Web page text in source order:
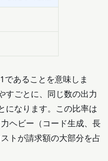
であることを意味しま
すごとに、同じ数の出力
になります。この比率は
ヘビー（コード生成、長
トが請求額の大部分を占